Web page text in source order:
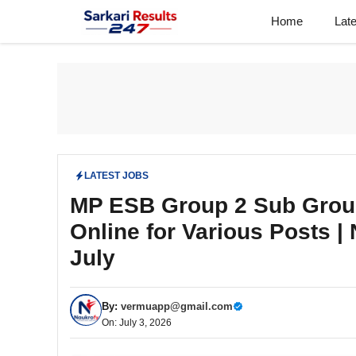
content
Home
LATEST JOBS
MP ESB Group 2 Sub
Online for Various Posts |
July
By: vermuapp@gmail.com
On: July 3, 2026